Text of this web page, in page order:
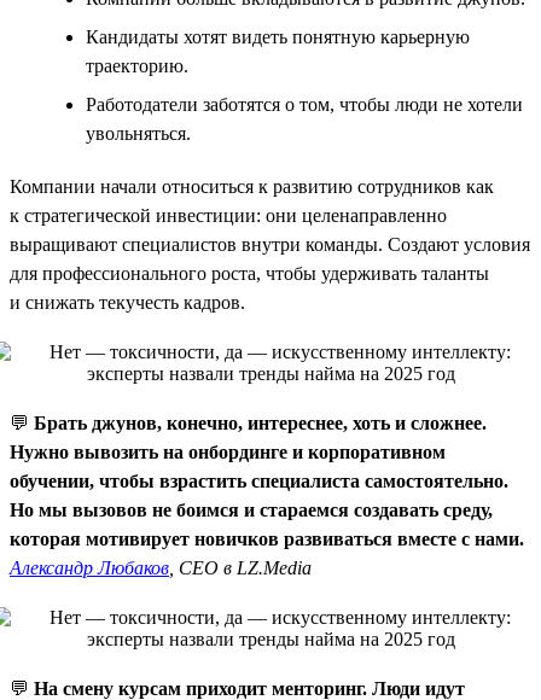
Кандидаты хотят видеть понятную карьерную
траекторию.
Работодатели заботятся о том, чтобы люди не хотели
увольняться.
Компании начали относиться к развитию сотрудников как
к стратегической инвестиции: они целенаправленно
выращивают специалистов внутри команды. Создают условия
для профессионального роста, чтобы удерживать таланты
и снижать текучесть кадров.
💬 Брать джунов, конечно, интереснее, хоть и сложнее.
Нужно вывозить на онбординге и корпоративном
обучении, чтобы взрастить специалиста самостоятельно.
Но мы вызовов не боимся и стараемся создавать среду,
которая мотивирует новичков развиваться вместе с нами.
Александр Любаков , CEO в LZ.Media
💬 На смену курсам приходит менторинг. Люди идут